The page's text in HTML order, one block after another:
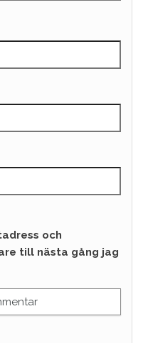
och
till nästa gång jag